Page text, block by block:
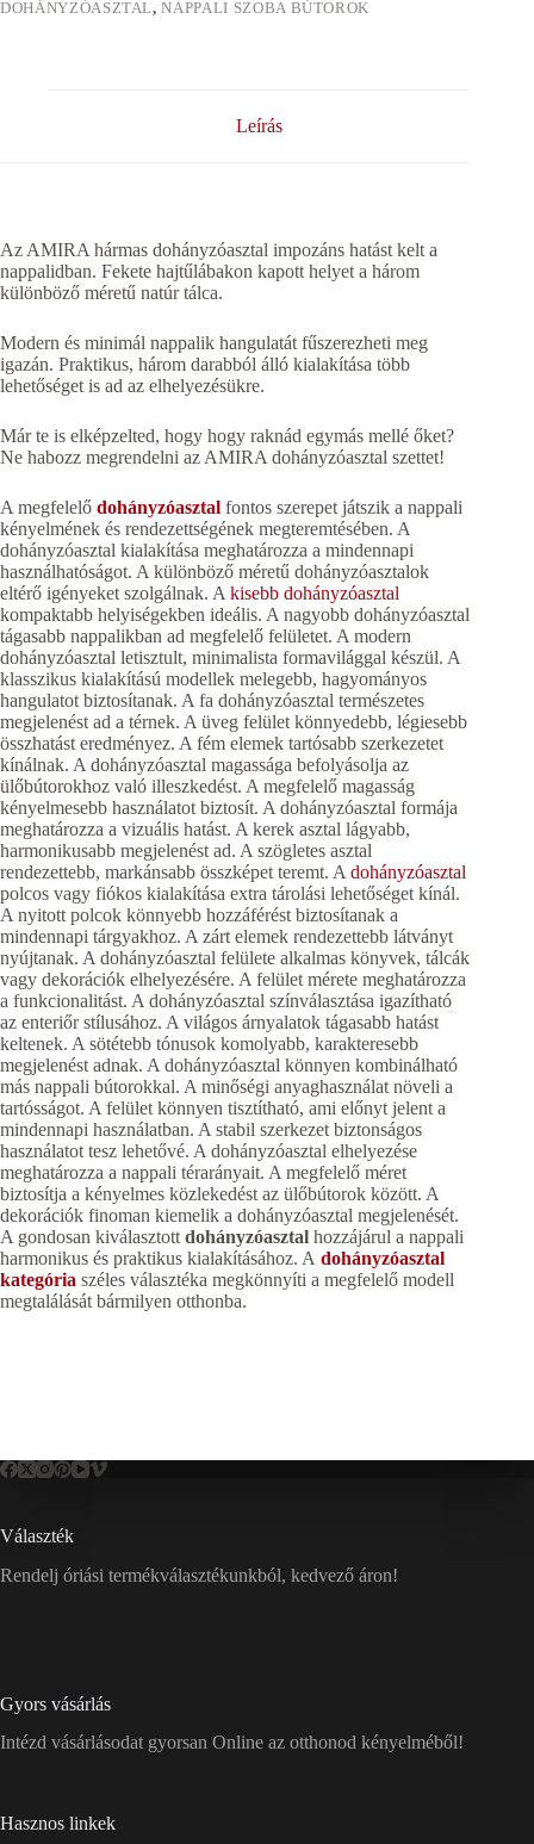
DOHÁNYZÓASZTAL,NAPPALI SZOBA BÚTOROK
Leírás
Az AMIRA hármas dohányzóasztal impozáns hatást kelt a
nappalidban. Fekete hajtűlábakon kapott helyet a három
különböző méretű natúr tálca.
Modern és minimál nappalik hangulatát fűszerezheti meg
igazán. Praktikus, három darabból álló kialakítása több
lehetőséget is ad az elhelyezésükre.
Már te is elképzelted, hogy hogy raknád egymás mellé őket?
Ne habozz megrendelni az AMIRA dohányzóasztal szettet!
A megfelelő dohányzóasztal fontos szerepet játszik a nappali
kényelmének és rendezettségének megteremtésében. A
dohányzóasztal kialakítása meghatározza a mindennapi
használhatóságot. A különböző méretű dohányzóasztalok
eltérő igényeket szolgálnak. A kisebb dohányzóasztal
kompaktabb helyiségekben ideális. A nagyobb dohányzóasztal
tágasabb nappalikban ad megfelelő felületet. A modern
dohányzóasztal letisztult, minimalista formavilággal készül. A
klasszikus kialakítású modellek melegebb, hagyományos
hangulatot biztosítanak. A fa dohányzóasztal természetes
megjelenést ad a térnek. A üveg felület könnyedebb, légiesebb
összhatást eredményez. A fém elemek tartósabb szerkezetet
kínálnak. A dohányzóasztal magassága befolyásolja az
ülőbútorokhoz való illeszkedést. A megfelelő magasság
kényelmesebb használatot biztosít. A dohányzóasztal formája
meghatározza a vizuális hatást. A kerek asztal lágyabb,
harmonikusabb megjelenést ad. A szögletes asztal
rendezettebb, markánsabb összképet teremt. A dohányzóasztal
polcos vagy fiókos kialakítása extra tárolási lehetőséget kínál.
A nyitott polcok könnyebb hozzáférést biztosítanak a
mindennapi tárgyakhoz. A zárt elemek rendezettebb látványt
nyújtanak. A dohányzóasztal felülete alkalmas könyvek, tálcák
vagy dekorációk elhelyezésére. A felület mérete meghatározza
a funkcionalitást. A dohányzóasztal színválasztása igazítható
az enteriőr stílusához. A világos árnyalatok tágasabb hatást
keltenek. A sötétebb tónusok komolyabb, karakteresebb
megjelenést adnak. A dohányzóasztal könnyen kombinálható
más nappali bútorokkal. A minőségi anyaghasználat növeli a
tartósságot. A felület könnyen tisztítható, ami előnyt jelent a
mindennapi használatban. A stabil szerkezet biztonságos
használatot tesz lehetővé. A dohányzóasztal elhelyezése
meghatározza a nappali térarányait. A megfelelő méret
biztosítja a kényelmes közlekedést az ülőbútorok között. A
dekorációk finoman kiemelik a dohányzóasztal megjelenését.
A gondosan kiválasztott dohányzóasztal hozzájárul a nappali
harmonikus és praktikus kialakításához. A dohányzóasztal
kategória széles választéka megkönnyíti a megfelelő modell
megtalálását bármilyen otthonba.
Választék
Rendelj óriási termékválasztékunkból, kedvező áron!
Gyors vásárlás
Intézd vásárlásodat gyorsan Online az otthonod kényelméből!
Hasznos linkek